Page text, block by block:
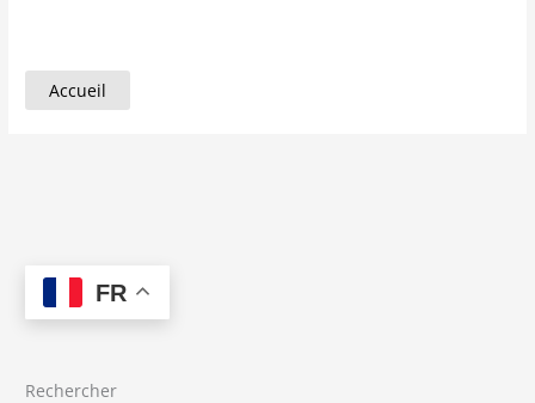
Accueil
FR
Rechercher